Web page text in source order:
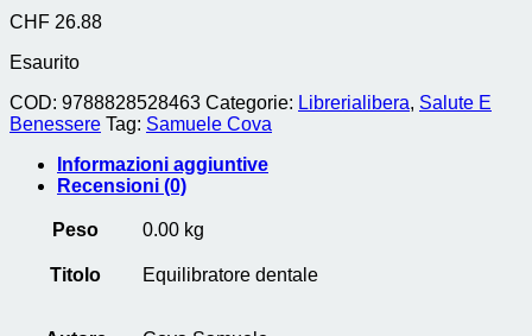
CHF 26.88
Esaurito
COD: 9788828528463 Categorie: Librerialibera, Salute E
Benessere Tag: Samuele Cova
Informazioni aggiuntive
Recensioni (0)
Peso 0.00 kg
Titolo Equilibratore dentale